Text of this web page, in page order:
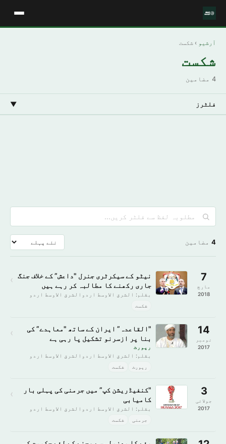
آرشیو › شکست
شکست
4 مضامین
فلٹرز ▼
4 مضامین
7
مارچ
2018
نیٹو کے سیکرٹری جنرل "داعش” کے خلاف جنگ
جاری رکھنے کا مطالبہ کر رہے ہیں
بقلم: الشرق الاوسط اردوالشرق الاوسط اردو
شکست
›
14
نومبر
2017
"القاعدہ” ایران کے ساتھ "معاہدے” کی
بنا پر ازسرنو تشکیل پا رہی ہے
رپورٹ
بقلم: الشرق الاوسط اردوالشرق الاوسط اردو
رپورٹ شکست
›
3
جولائی
2017
"کنفیڈریشن کپ” میں جرمنی کی پہلی بار
کامیابی
بقلم: الشرق الاوسط اردوالشرق الاوسط اردو
جرمنی شکست
›